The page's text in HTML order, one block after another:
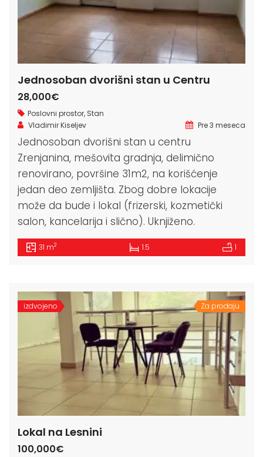
Jednosoban dvorišni stan u Centru
28,000€
Poslovni prostor, Stan
Vladimir Kiseljev
Pre 3 meseca
Jednosoban dvorišni stan u centru
Zrenjanina, mešovita gradnja, delimično
renovirano, površine 31m2, na korišćenje
jedan deo zemljišta. Zbog dobre lokacije
može da bude i lokal (frizerski, kozmetički
salon, kancelarija i slično). Uknjiženo.
31 m2 1.5 1
izdvojeno Za prodaju
Lokal na Lesnini
100,000€